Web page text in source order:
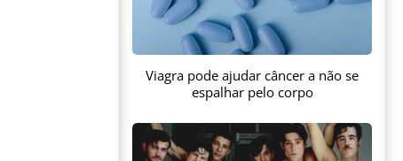
Viagra pode ajudar câncer a não se
espalhar pelo corpo